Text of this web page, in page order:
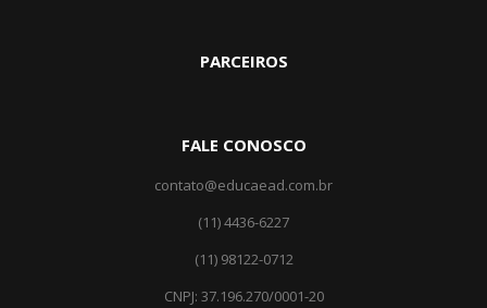
PARCEIROS
FALE CONOSCO
contato@educaead.com.br
(11) 4436-6227
(11) ‎98122-0712
CNPJ: 37.196.270/0001-20